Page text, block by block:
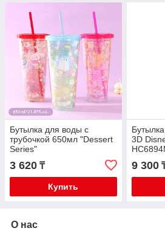
Бутылка для воды с
трубочкой 650мл "Dessert
Series"
3 620 ₸
Купить
3D
9 300
О нас